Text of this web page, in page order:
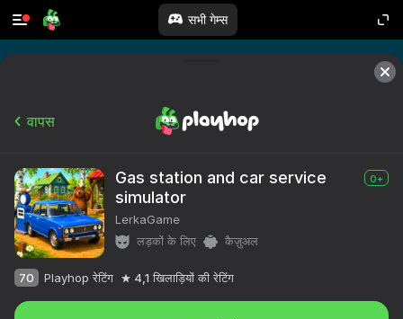
सभी गेम्स
वापस
Gas station and car service
simulator
0+
LerkaGame
लड़कों के लिए
कैज़ुअल
70 Playhop रेटिंग 4,1 खिलाड़ियों की रेटिंग